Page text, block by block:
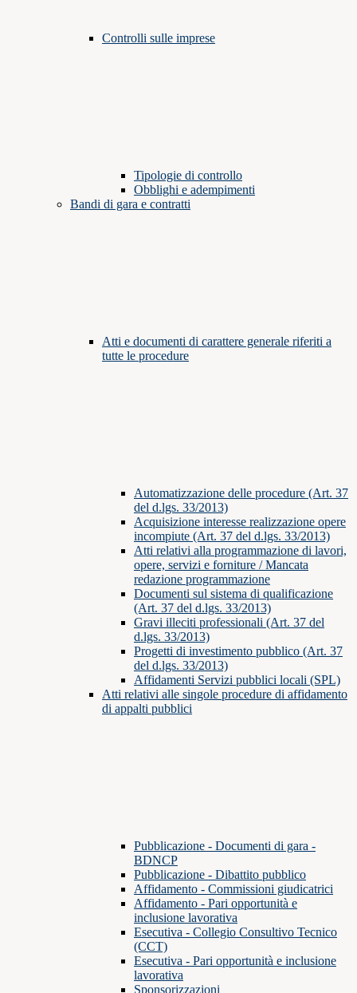
Controlli sulle imprese
Tipologie di controllo
Obblighi e adempimenti
Bandi di gara e contratti
Atti e documenti di carattere generale riferiti a
tutte le procedure
Automatizzazione delle procedure (Art. 37
del d.lgs. 33/2013)
Acquisizione interesse realizzazione opere
incompiute (Art. 37 del d.lgs. 33/2013)
Atti relativi alla programmazione di lavori,
opere, servizi e forniture / Mancata
redazione programmazione
Documenti sul sistema di qualificazione
(Art. 37 del d.lgs. 33/2013)
Gravi illeciti professionali (Art. 37 del
d.lgs. 33/2013)
Progetti di investimento pubblico (Art. 37
del d.lgs. 33/2013)
Affidamenti Servizi pubblici locali (SPL)
Atti relativi alle singole procedure di affidamento
di appalti pubblici
Pubblicazione - Documenti di gara -
BDNCP
Pubblicazione - Dibattito pubblico
Affidamento - Commissioni giudicatrici
Affidamento - Pari opportunità e
inclusione lavorativa
Esecutiva - Collegio Consultivo Tecnico
(CCT)
Esecutiva - Pari opportunità e inclusione
lavorativa
Sponsorizzazioni